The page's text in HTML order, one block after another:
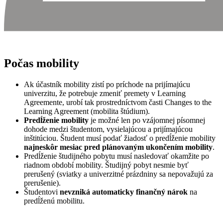
Počas mobility
Ak účastník mobility zistí po príchode na prijímajúcu
univerzitu, že potrebuje zmeniť premety v Learning
Agreemente, urobí tak prostredníctvom časti Changes to the
Learning Agreement (mobilita štúdium).
Predĺženie mobility je možné len po vzájomnej písomnej
dohode medzi študentom, vysielajúcou a prijímajúcou
inštitúciou. Študent musí podať žiadosť o predĺženie mobility
najneskôr mesiac pred plánovaným ukončením mobility.
Predĺženie študijného pobytu musí nasledovať okamžite po
riadnom období mobility. Študijný pobyt nesmie byť
prerušený (sviatky a univerzitné prázdniny sa nepovažujú za
prerušenie).
Študentovi nevzniká automaticky finančný nárok na
predĺženú mobilitu.